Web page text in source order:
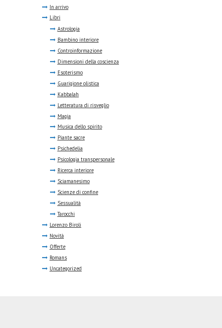
In arrivo
Libri
Astrologia
Bambino interiore
Controinformazione
Dimensioni della coscienza
Esoterismo
Guarigione olistica
Kabbalah
Letteratura di risveglio
Magia
Musica dello spirito
Piante sacre
Psichedelia
Psicologia transpersonale
Ricerca interiore
Sciamanesimo
Scienze di confine
Sessualità
Tarocchi
Lorenzo Biroli
Novità
Offerte
Romans
Uncategorized